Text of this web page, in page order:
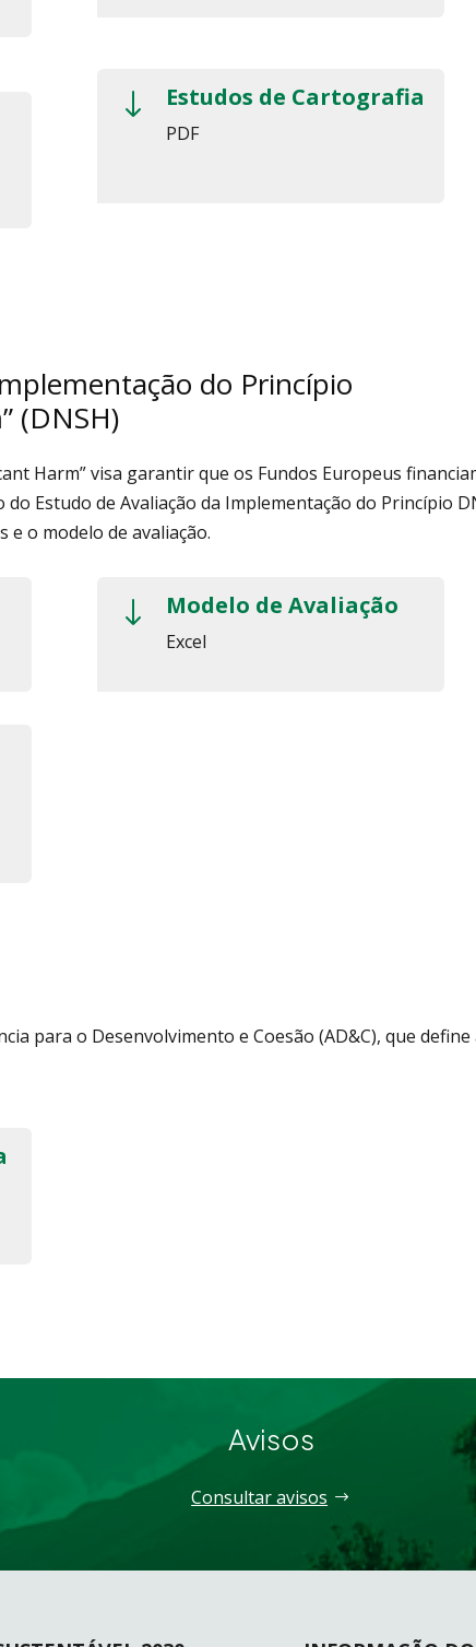
" Estudos de Cartografia
PDF
do Princípio
(DNSH)
Harm” visa garantir que os Fundos Europeus
Estudo de Avaliação da Implementação do Princípio
e o modelo de avaliação.
" Modelo de Avaliação
Excel
para o Desenvolvimento e Coesão (AD&C), que
Avisos
Consultar avisos